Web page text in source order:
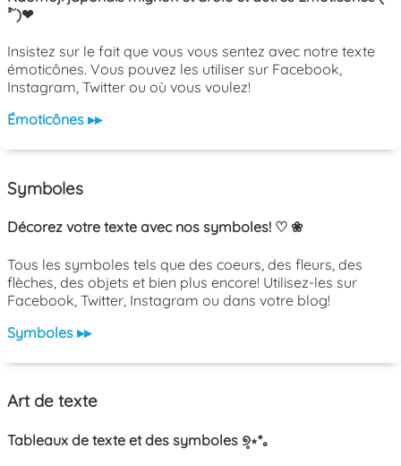
³˘)❤
Insistez sur le fait que vous vous sentez avec notre texte
émoticônes. Vous pouvez les utiliser sur Facebook,
Instagram, Twitter ou où vous voulez!
Émoticônes ▸▸
Symboles
Décorez votre texte avec nos symboles! ♡ ❀
Tous les symboles tels que des coeurs, des fleurs, des
flèches, des objets et bien plus encore! Utilisez-les sur
Facebook, Twitter, Instagram ou dans votre blog!
Symboles ▸▸
Art de texte
Tableaux de texte et des symboles ୭̥⋆*｡